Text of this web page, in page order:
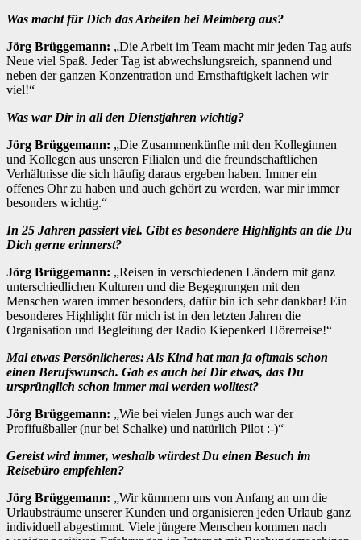
Was macht für Dich das Arbeiten bei Meimberg aus?
Jörg Brüggemann: „Die Arbeit im Team macht mir jeden Tag aufs
Neue viel Spaß. Jeder Tag ist abwechslungsreich, spannend und
neben der ganzen Konzentration und Ernsthaftigkeit lachen wir
viel!“
Was war Dir in all den Dienstjahren wichtig?
Jörg Brüggemann: „Die Zusammenkünfte mit den Kolleginnen
und Kollegen aus unseren Filialen und die freundschaftlichen
Verhältnisse die sich häufig daraus ergeben haben. Immer ein
offenes Ohr zu haben und auch gehört zu werden, war mir immer
besonders wichtig.“
In 25 Jahren passiert viel. Gibt es besondere Highlights an die Du
Dich gerne erinnerst?
Jörg Brüggemann: „Reisen in verschiedenen Ländern mit ganz
unterschiedlichen Kulturen und die Begegnungen mit den
Menschen waren immer besonders, dafür bin ich sehr dankbar! Ein
besonderes Highlight für mich ist in den letzten Jahren die
Organisation und Begleitung der Radio Kiepenkerl Hörerreise!“
Mal etwas Persönlicheres: Als Kind hat man ja oftmals schon
einen Berufswunsch. Gab es auch bei Dir etwas, das Du
ursprünglich schon immer mal werden wolltest?
Jörg Brüggemann: „Wie bei vielen Jungs auch war der
Profifußballer (nur bei Schalke) und natürlich Pilot :-)“
Gereist wird immer, weshalb würdest Du einen Besuch im
Reisebüro empfehlen?
Jörg Brüggemann: „Wir kümmern uns von Anfang an um die
Urlaubsträume unserer Kunden und organisieren jeden Urlaub ganz
individuell abgestimmt. Viele jüngere Menschen kommen nach